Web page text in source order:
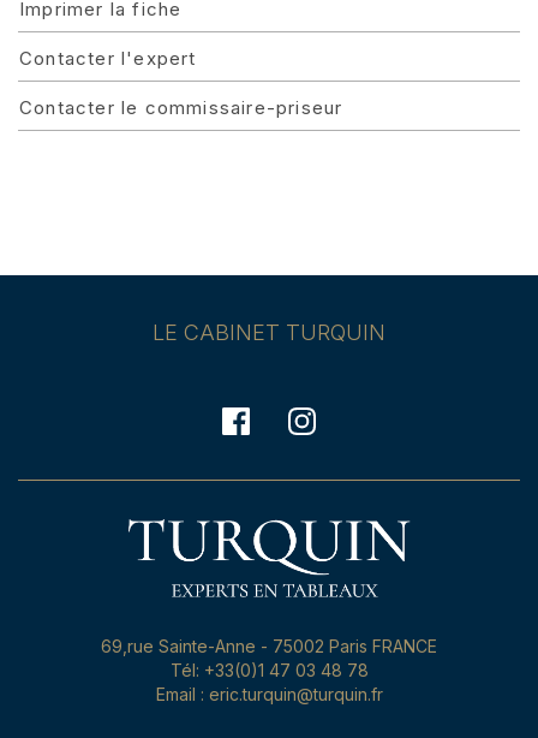
Imprimer la fiche
Contacter l'expert
Contacter le commissaire-priseur
LE CABINET TURQUIN
69,rue Sainte-Anne - 75002 Paris FRANCE
Tél: +33(0)1 47 03 48 78
Email : eric.turquin@turquin.fr